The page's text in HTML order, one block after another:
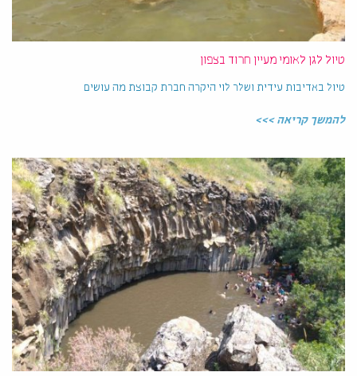
טיול לגן לאומי מעיין חרוד בצפון
טיול באדיבות עידית ושלר לוי היקרה חברת קבוצת מה עושים
להמשך קריאה >>>